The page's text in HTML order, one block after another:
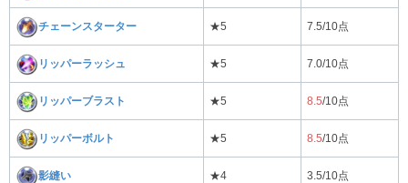
チェーンスターター ★5 7.5/10点
リッパーラッシュ ★5 7.0/10点
リッパーブラスト ★5 8.5/10点
リッパーボルト ★5 8.5/10点
影縫い ★4 3.5/10点